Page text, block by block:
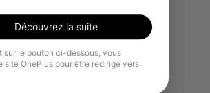
Découvrez la suite
sur le bouton ci-dessous, vous
site OnePlus pour être redirigé vers